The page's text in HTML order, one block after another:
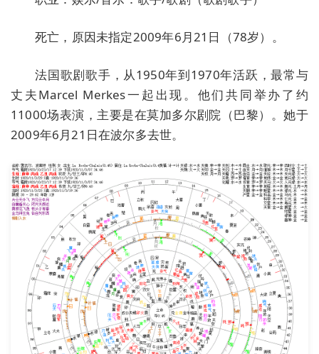
死亡，原因未指定2009年6月21日（78岁）。
法国歌剧歌手，从1950年到1970年活跃，最常与
丈夫Marcel Merkes一起出现。他们共同举办了约
11000场表演，主要是在莫加多尔剧院（巴黎）。她于
2009年6月21日在波尔多去世。